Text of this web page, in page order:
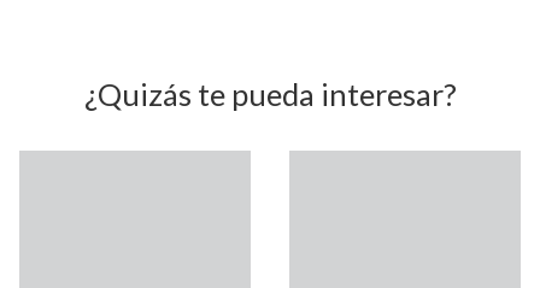
¿Quizás te pueda interesar?